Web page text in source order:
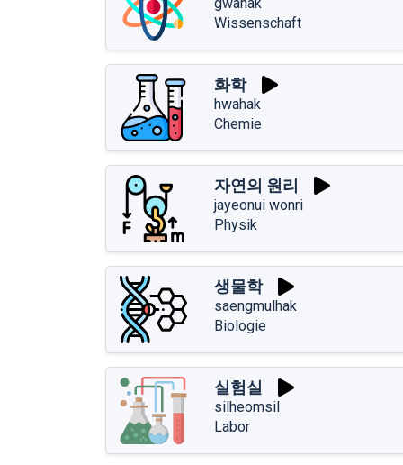
Wissenschaft
화학
hwahak
Chemie
자연의 원리
jayeonui wonri
Physik
생물학
saengmulhak
Biologie
실험실
silheomsil
Labor